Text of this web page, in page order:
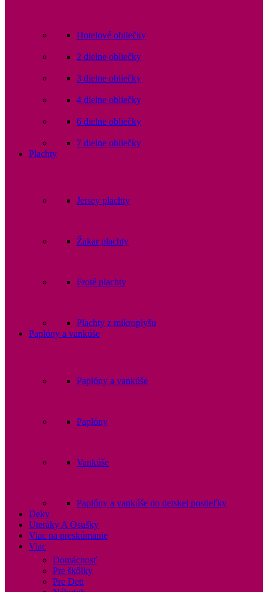
Hotelové obliečky
2 dielne obliečky
3 dielne obliečky
4 dielne obliečky
6 dielne obliečky
7 dielne obliečky
Plachty
Jersey plachty
Žakar plachty
Froté plachty
Plachty z mikroplyšu
Paplóny a vankúše
Paplóny a vankúše
Paplóny
Vankúše
Paplóny a vankúše do detskej postieľky
Deky
Uteráky A Osušky
Viac na preskúmanie
Viac
Domácnosť
Pre škôlky
Pre Deti